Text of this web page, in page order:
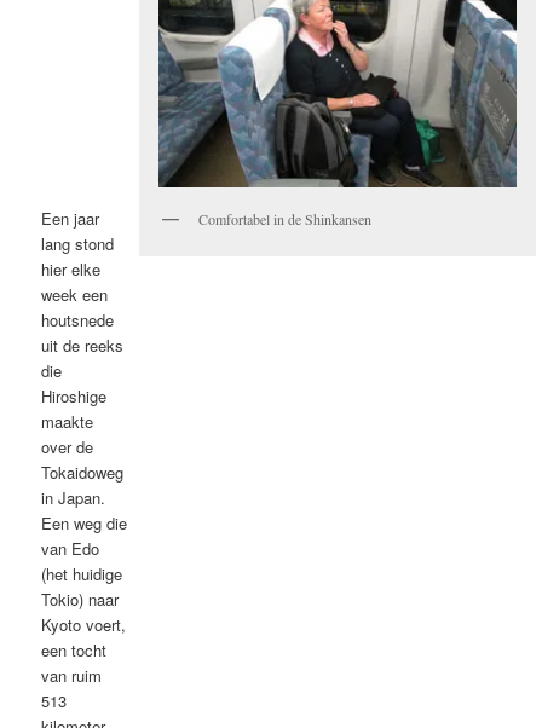
Een jaar
lang stond
hier elke
week een
houtsnede
uit de reeks
die
Hiroshige
maakte
over de
Tokaidoweg
in Japan.
Een weg die
van Edo
(het huidige
Tokio) naar
Kyoto voert,
een tocht
van ruim
513
Comfortabel in de Shinkansen